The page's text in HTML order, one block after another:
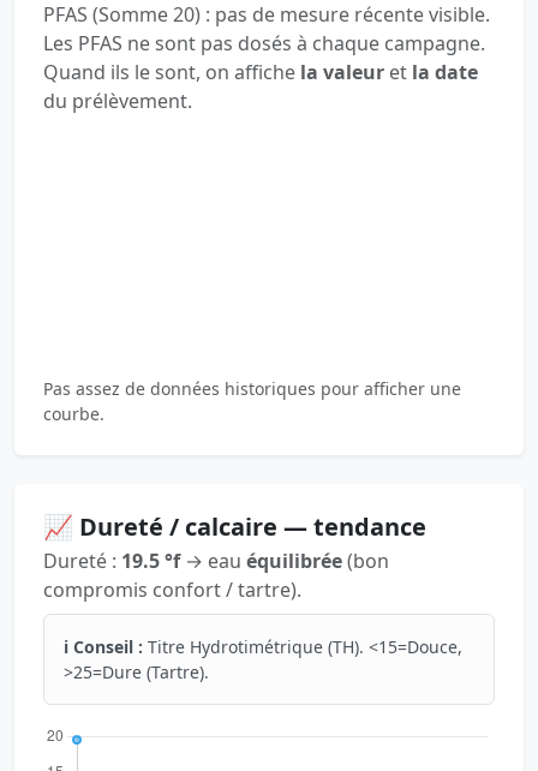
PFAS (Somme 20) : pas de mesure récente visible.
Les PFAS ne sont pas dosés à chaque campagne.
Quand ils le sont, on affiche la valeur et la date
du prélèvement.
Pas assez de données historiques pour afficher une
courbe.
📈 Dureté / calcaire — tendance
Dureté : 19.5 °f→ eau équilibrée(bon
compromis confort / tartre).
ℹ️ Conseil : Titre Hydrotimétrique (TH). <15=Douce,
>25=Dure (Tartre).